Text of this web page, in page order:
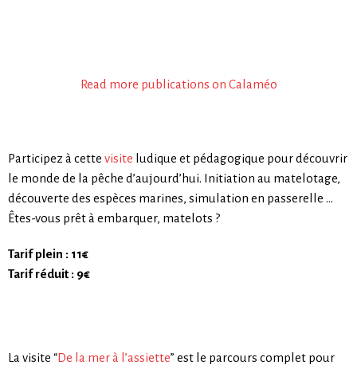
Read more publications on Calaméo
Participez à cette visite ludique et pédagogique pour découvrir
le monde de la pêche d’aujourd’hui. Initiation au matelotage,
découverte des espèces marines, simulation en passerelle …
Êtes-vous prêt à embarquer, matelots ?
Tarif plein : 11€
Tarif réduit : 9€
La visite “De la mer à l’assiette” est le parcours complet pour